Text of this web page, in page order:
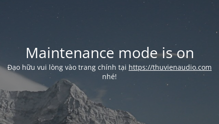
Maintenance mode is on
Đạo hữu vui lòng vào trang chính tại https://thuvienaudio.com
nhé!